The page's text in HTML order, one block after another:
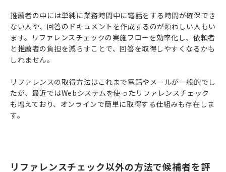
推薦者の中には単純に業務時間中に電話をする時間が確保でき
ない人や、回答のドキュメントを作成するのが煩わしい人もい
ます。リファレンスチェックの実施フローを効率化し、依頼者
と推薦者の負担を減らすことで、回答を取得しやすくなるかも
しれません。
リファレンスの取得方法はこれまで電話やメールが一般的でし
たが、最近ではWebシステムを使ったリファレンスチェック
も増えており、オンラインで簡単に取得する仕組みも存在しま
す。
リファレンスチェック以外の方法で候補者を評